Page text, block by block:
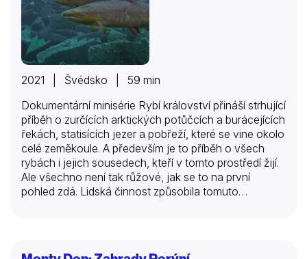
2021 | Švédsko | 59 min
Dokumentární minisérie Rybí království přináší strhující
příběh o zurčících arktických potůčcích a burácejících
řekách, statisících jezer a pobřeží, které se vine okolo
celé zeměkoule. A především je to příběh o všech
rybách i jejich sousedech, kteří v tomto prostředí žijí.
Ale všechno není tak růžové, jak se to na první
pohled zdá. Lidská činnost způsobila tomuto